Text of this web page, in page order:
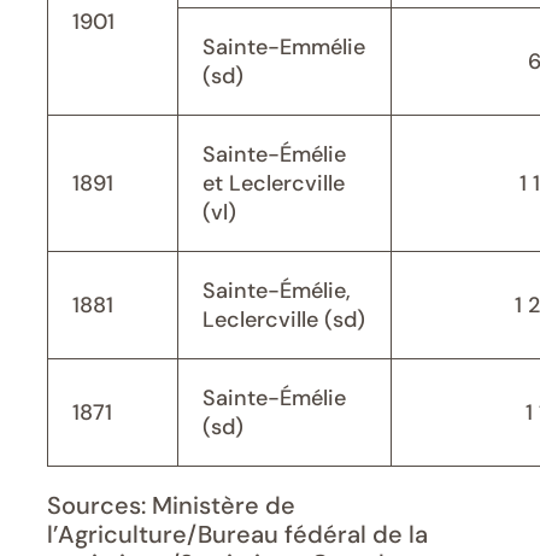
1901
Sainte-Emmélie
(sd)
1891
Sainte-Émélie
et Leclercville
(vl)
1
1881
Sainte-Émélie,
Leclercville (sd)
1
1871
Sainte-Émélie
(sd)
1
Sources: Ministère de
l’Agriculture/Bureau fédéral de la